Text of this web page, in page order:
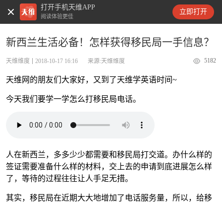
打开手机天维APP
阅读体验更佳
立即打开
天维新闻
新西兰生活必备！怎样获得移民局一手信息？
天维维度 2018-10-17 16:16 来源:天维维度 5182
天维网的朋友们大家好，又到了天维学英语时间~
今天我们要学一学怎么打移民局电话。
人在新西兰，多多少少都需要和移民局打交道。办什么样的
签证需要准备什么样的材料，交上去的申请到底进展怎么样
了，等待的过程往往让人手足无措。
其实，移民局在近期大大地增加了电话服务量，所以，给移